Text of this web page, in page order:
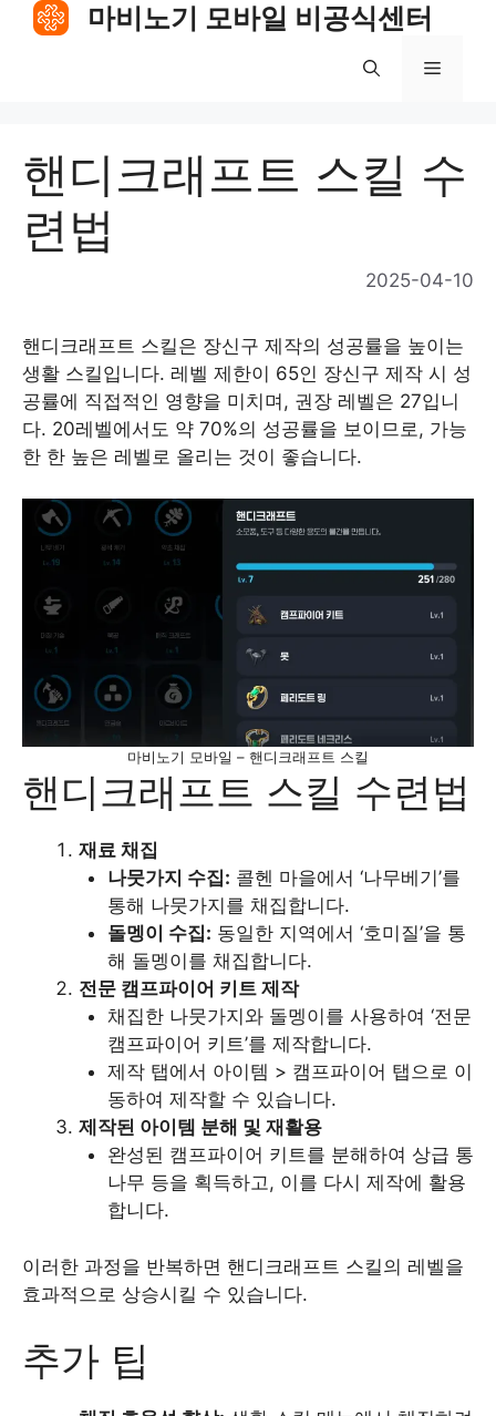
Skip
마비노기 모바일 비공식센터
Menu
핸디크래프트 스킬 수
련법
2025-04-10
핸디크래프트 스킬은 장신구 제작의 성공률을 높이는
생활 스킬입니다. 레벨 제한이 65인 장신구 제작 시 성
공률에 직접적인 영향을 미치며, 권장 레벨은 27입니
다. 20레벨에서도 약 70%의 성공률을 보이므로, 가능
한 한 높은 레벨로 올리는 것이 좋습니다.
마비노기 모바일 – 핸디크래프트 스킬
핸디크래프트 스킬 수련법
재료 채집
나뭇가지 수집: 콜헨 마을에서 ‘나무베기’를
통해 나뭇가지를 채집합니다.​
돌멩이 수집: 동일한 지역에서 ‘호미질’을 통
해 돌멩이를 채집합니다.​
전문 캠프파이어 키트 제작
채집한 나뭇가지와 돌멩이를 사용하여 ‘전문
캠프파이어 키트’를 제작합니다.​
제작 탭에서 아이템 > 캠프파이어 탭으로 이
동하여 제작할 수 있습니다.​
제작된 아이템 분해 및 재활용
완성된 캠프파이어 키트를 분해하여 상급 통
나무 등을 획득하고, 이를 다시 제작에 활용
합니다.
이러한 과정을 반복하면 핸디크래프트 스킬의 레벨을
효과적으로 상승시킬 수 있습니다. ​
추가 팁